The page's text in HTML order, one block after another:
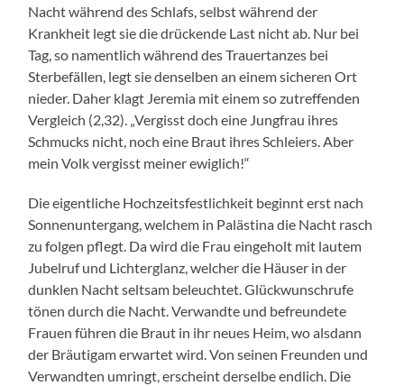
Nacht während des Schlafs, selbst während der
Krankheit legt sie die drückende Last nicht ab. Nur bei
Tag, so namentlich während des Trauertanzes bei
Sterbefällen, legt sie denselben an einem sicheren Ort
nieder. Daher klagt Jeremia mit einem so zutreffenden
Vergleich (2,32). „Vergisst doch eine Jungfrau ihres
Schmucks nicht, noch eine Braut ihres Schleiers. Aber
mein Volk vergisst meiner ewiglich!“
Die eigentliche Hochzeitsfestlichkeit beginnt erst nach
Sonnenuntergang, welchem in Palästina die Nacht rasch
zu folgen pflegt. Da wird die Frau eingeholt mit lautem
Jubelruf und Lichterglanz, welcher die Häuser in der
dunklen Nacht seltsam beleuchtet. Glückwunschrufe
tönen durch die Nacht. Verwandte und befreundete
Frauen führen die Braut in ihr neues Heim, wo alsdann
der Bräutigam erwartet wird. Von seinen Freunden und
Verwandten umringt, erscheint derselbe endlich. Die